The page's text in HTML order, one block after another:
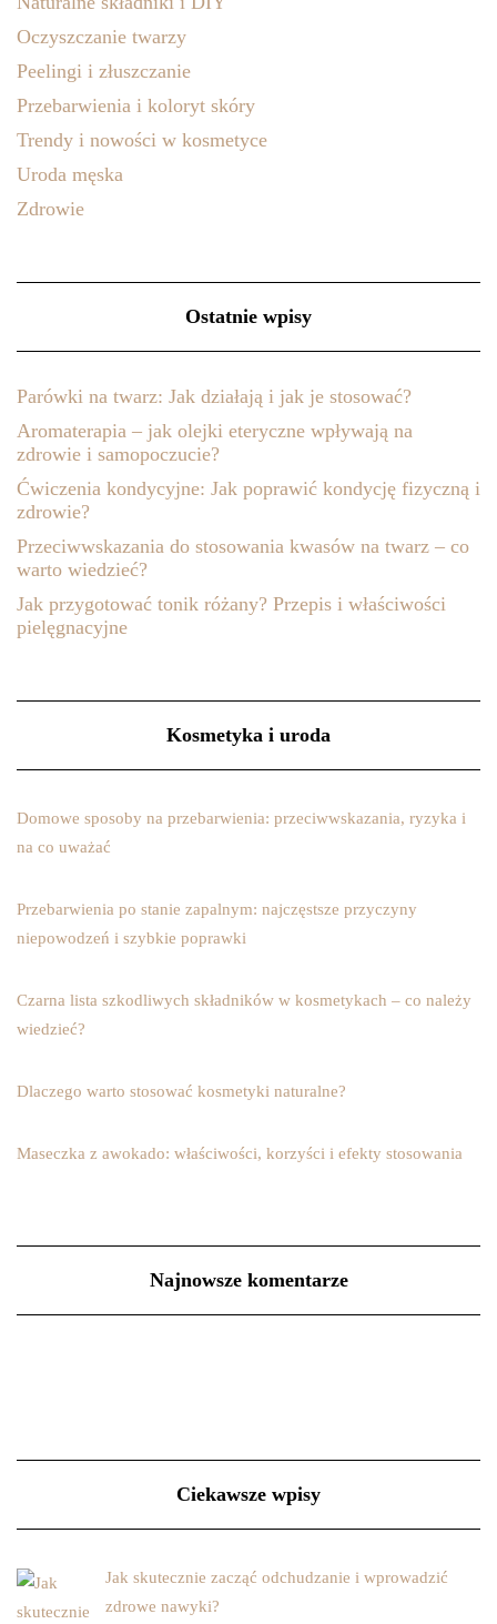
Oczyszczanie twarzy
Peelingi i złuszczanie
Przebarwienia i koloryt skóry
Trendy i nowości w kosmetyce
Uroda męska
Zdrowie
Ostatnie wpisy
Parówki na twarz: Jak działają i jak je stosować?
Aromaterapia – jak olejki eteryczne wpływają na
zdrowie i samopoczucie?
Ćwiczenia kondycyjne: Jak poprawić kondycję fizyczną i
zdrowie?
Przeciwwskazania do stosowania kwasów na twarz – co
warto wiedzieć?
Jak przygotować tonik różany? Przepis i właściwości
pielęgnacyjne
Kosmetyka i uroda
Domowe sposoby na przebarwienia: przeciwwskazania, ryzyka i
na co uważać
Przebarwienia po stanie zapalnym: najczęstsze przyczyny
niepowodzeń i szybkie poprawki
Czarna lista szkodliwych składników w kosmetykach – co należy
wiedzieć?
Dlaczego warto stosować kosmetyki naturalne?
Maseczka z awokado: właściwości, korzyści i efekty stosowania
Najnowsze komentarze
Ciekawsze wpisy
Jak skutecznie zacząć odchudzanie i wprowadzić
zdrowe nawyki?